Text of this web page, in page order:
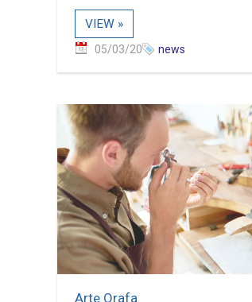
VIEW »
05/03/20 news
Arte Orafa